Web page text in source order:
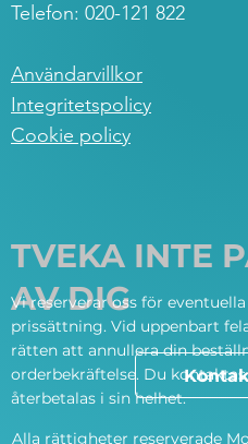
Telefon: 020-121 822
Användarvillkor
Integritetspolicy
Cookie policy
TVEKA INTE
AV DIG
Vi reserverar oss för
prissättning. Vid uppenbart
rätten att annullera din
orderbekräftelse. Du
återbetalas i sin helhet.
Alla rättigheter reserverade